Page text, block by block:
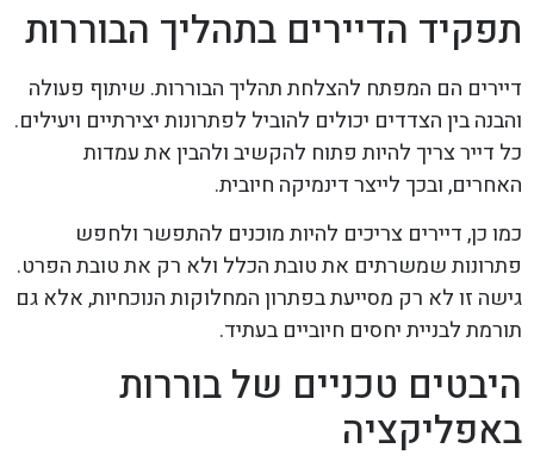
תפקיד הדיירים בתהליך הבוררות
דיירים הם המפתח להצלחת תהליך הבוררות. שיתוף פעולה
והבנה בין הצדדים יכולים להוביל לפתרונות יצירתיים ויעילים.
כל דייר צריך להיות פתוח להקשיב ולהבין את עמדות
האחרים, ובכך לייצר דינמיקה חיובית.
כמו כן, דיירים צריכים להיות מוכנים להתפשר ולחפש
פתרונות שמשרתים את טובת הכלל ולא רק את טובת הפרט.
גישה זו לא רק מסייעת בפתרון המחלוקות הנוכחיות, אלא גם
תורמת לבניית יחסים חיוביים בעתיד.
היבטים טכניים של בוררות
באפליקציה